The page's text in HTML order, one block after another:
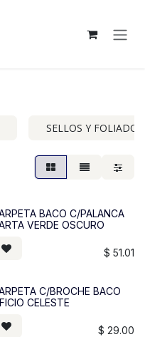
SELLOS Y
BACO C/PALANCA
VERDE OSCURO
$ 51.01
C/BROCHE BACO
CELESTE
$ 29.00